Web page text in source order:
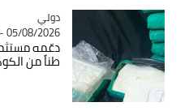
Catégorie
دولي
05/08/2026 - 21:41
طناً من